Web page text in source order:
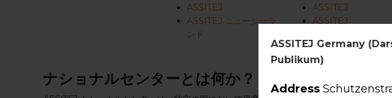
ASSITEJ Germany
Publikum)
Address
ASSITEJ
ASSITEJ ニュージーラ
ンド
ASSITEJ
ASSITEJ
ナショナルセンターとは何か？